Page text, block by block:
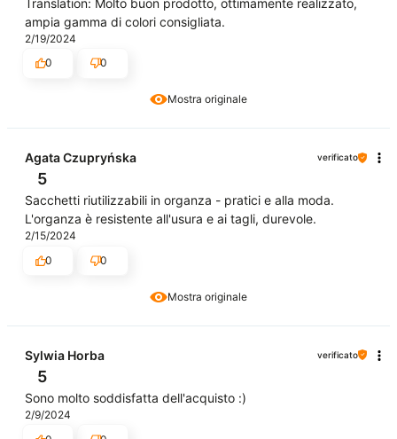
Mostra originale
ampia gamma di colori consigliata.
2/19/2024
0
0
Mostra originale
Agata Czupryńska verificato
5
Sacchetti riutilizzabili in organza - pratici e alla moda.
L'organza è resistente all'usura e ai tagli, durevole.
2/15/2024
0
0
Sylwia Horba verificato
5
Sono molto soddisfatta dell'acquisto :)
2/9/2024